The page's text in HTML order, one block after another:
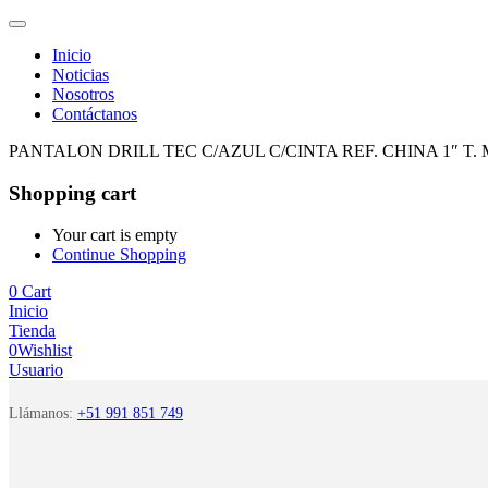
Inicio
Noticias
Nosotros
Contáctanos
PANTALON DRILL TEC C/AZUL C/CINTA REF. CHINA 1″ T.
Shopping cart
Your cart is empty
Continue Shopping
0 Cart
Inicio
Tienda
0Wishlist
Usuario
Llámanos: +51 991 851 749